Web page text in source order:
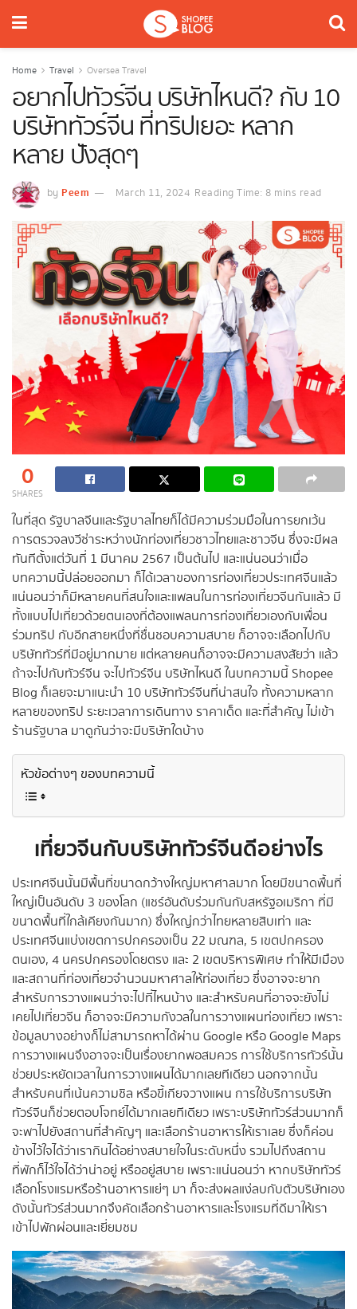
Home Travel Oversea Travel
อยากไปทัวร์จีน บริษัทไหนดี? กับ 10
บริษัททัวร์จีน ที่ทริปเยอะ หลาก
หลาย ปังสุดๆ
by Peem March 11, 2024 Reading Time: 8 mins read
0
SHARES
ในที่สุด รัฐบาลจีนและรัฐบาลไทยก็ได้มีความร่วมมือในการยกเว้น
การตรวจลงวีซ่าระหว่างนักท่องเที่ยวชาวไทยและชาวจีน ซึ่งจะมีผล
ทันทีตั้งแต่วันที่ 1 มีนาคม 2567 เป็นต้นไป และแน่นอนว่าเมื่อ
บทความนี้ปล่อยออกมา ก็ได้เวลาของการท่องเที่ยวประเทศจีนแล้ว
แน่นอนว่าก็มีหลายคนที่สนใจและแพลนในการท่องเที่ยวจีนกันแล้ว มี
ทั้งแบบไปเที่ยวด้วยตนเองที่ต้องแพลนการท่องเที่ยวเองกับเพื่อน
ร่วมทริป กับอีกสายหนึ่งที่ชื่นชอบความสบาย ก็อาจจะเลือกไปกับ
บริษัททัวร์ที่มีอยู่มากมาย แต่หลายคนก็อาจจะมีความสงสัยว่า แล้ว
ถ้าจะไปกับทัวร์จีน จะไปทัวร์จีน บริษัทไหนดี ในบทความนี้ Shopee
Blog ก็เลยจะมาแนะนำ 10 บริษัททัวร์จีนที่น่าสนใจ ทั้งความหลาก
หลายของทริป ระยะเวลาการเดินทาง ราคาเด็ด และที่สำคัญ ไม่เข้า
ร้านรัฐบาล มาดูกันว่าจะมีบริษัทใดบ้าง
หัวข้อต่างๆ ของบทความนี้
เที่ยวจีนกับบริษัททัวร์จีนดีอย่างไร
ประเทศจีนนั้นมีพื้นที่ขนาดกว้างใหญ่มหาศาลมาก โดยมีขนาดพื้นที่
ใหญ่เป็นอันดับ 3 ของโลก (แชร์อันดับร่วมกันกับสหรัฐอเมริกา ที่มี
ขนาดพื้นที่ใกล้เคียงกันมาก) ซึ่งใหญ่กว่าไทยหลายสิบเท่า และ
ประเทศจีนแบ่งเขตการปกครองเป็น 22 มณฑล, 5 เขตปกครอง
ตนเอง, 4 นครปกครองโดยตรง และ 2 เขตบริหารพิเศษ ทำให้มีเมือง
และสถานที่ท่องเที่ยวจำนวนมหาศาลให้ท่องเที่ยว ซึ่งอาจจะยาก
สำหรับการวางแผนว่าจะไปที่ไหนบ้าง และสำหรับคนที่อาจจะยังไม่
เคยไปเที่ยวจีน ก็อาจจะมีความกังวลในการวางแผนท่องเที่ยว เพราะ
ข้อมูลบางอย่างก็ไม่สามารถหาได้ผ่าน Google หรือ Google Maps
การวางแผนจึงอาจจะเป็นเรื่องยากพอสมควร การใช้บริการทัวร์นั้น
ช่วยประหยัดเวลาในการวางแผนได้มากเลยทีเดียว นอกจากนั้น
สำหรับคนที่เน้นความชิล หรือขี้เกียจวางแผน การใช้บริการบริษัท
ทัวร์จีนก็ช่วยตอบโจทย์ได้มากเลยทีเดียว เพราะบริษัททัวร์ส่วนมากก็
จะพาไปยังสถานที่สำคัญๆ และเลือกร้านอาหารให้เราเลย ซึ่งก็ค่อน
ข้างไว้ใจได้ว่าเรากินได้อย่างสบายใจในระดับหนึ่ง รวมไปถึงสถาน
ที่พักก็ไว้ใจได้ว่าน่าอยู่ หรืออยู่สบาย เพราะแน่นอนว่า หากบริษัททัวร์
เลือกโรงแรมหรือร้านอาหารแย่ๆ มา ก็จะส่งผลแง่ลบกับตัวบริษัทเอง
ดังนั้นทัวร์ส่วนมากจึงคัดเลือกร้านอาหารและโรงแรมที่ดีมาให้เรา
เข้าไปพักผ่อนและเยี่ยมชม